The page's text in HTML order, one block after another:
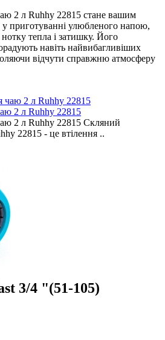
2 л Ruhhy 22815 стане вашим
приготуванні улюбленого напою,
тепла і затишку. Його
навіть найвибагливіших
відчути справжню атмосферу
2 л Ruhhy 22815
2 л Ruhhy 22815 Скляний
22815 - це втілення ..
3/4 "(51-105)